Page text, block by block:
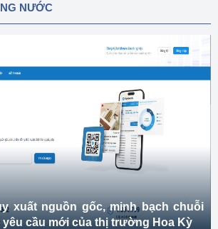
NƯỚC
xuất nguồn gốc, minh bạch chuỗi
cầu mới của thị trường Hoa Kỳ